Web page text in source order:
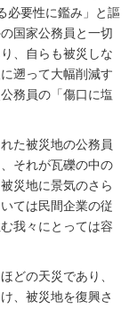
必要性に鑑み」と謳
国家公務員と一切
、自らも被災しな
遡って大幅削減す
務員の「傷口に塩
た被災地の公務員
それが瓦礫の中の
災地に景気のさら
ては民間企業の従
我々にとっては容
どの天災であり、
、被災地を復興さ